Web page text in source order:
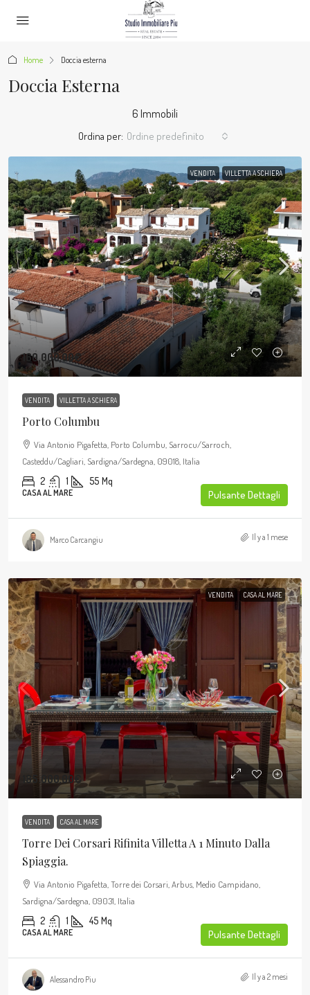
Home Doccia esterna
Doccia Esterna
6 Immobili
Ordina per: Ordine predefinito
VENDITA VILLETTA A SCHIERA
160.000,00€
VENDITA VILLETTA A SCHIERA
Porto Columbu
Via Antonio Pigafetta, Porto Columbu, Sarrocu/Sarroch,
Casteddu/Cagliari, Sardigna/Sardegna, 09018, Italia
2 1 55 Mq
CASA AL MARE Pulsante Dettagli
Marco Carcangiu Il y a 1 mese
VENDITA CASA AL MARE
185.000,00€
VENDITA CASA AL MARE
Torre Dei Corsari Rifinita Villetta A 1 Minuto Dalla
Spiaggia.
Via Antonio Pigafetta, Torre dei Corsari, Arbus, Medio Campidano,
Sardigna/Sardegna, 09031, Italia
2 1 45 Mq
CASA AL MARE Pulsante Dettagli
Alessandro Piu Il y a 2 mesi